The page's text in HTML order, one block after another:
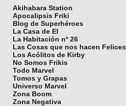
Akihabara Station
Apocalipsis Friki
Blog de Superhéroes
La Casa de El
La Habitación nº 26
Las Cosas que nos hacen Felices
Los Acólitos de Kirby
No Somos Frikis
Todo Marvel
Tomos y Grapas
Universo Marvel
Zona Boom
Zona Negativa